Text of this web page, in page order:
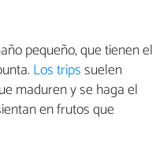
pequeño, que tienen el
Los tripssuelen
maduren y se haga el
en frutos que